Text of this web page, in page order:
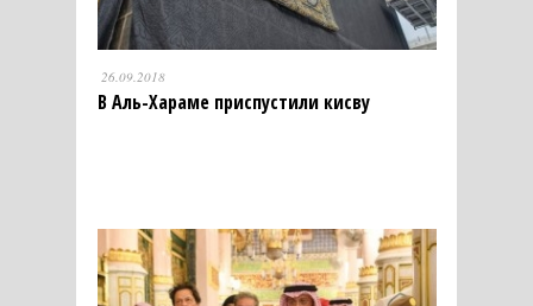
26.09.2018
В Аль-Хараме приспустили кисву